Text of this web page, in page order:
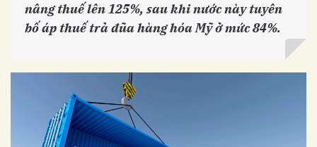
nâng thuế lên 125%, sau khi nước này tuyên
bố áp thuế trả đũa hàng hóa Mỹ ở mức 84%.